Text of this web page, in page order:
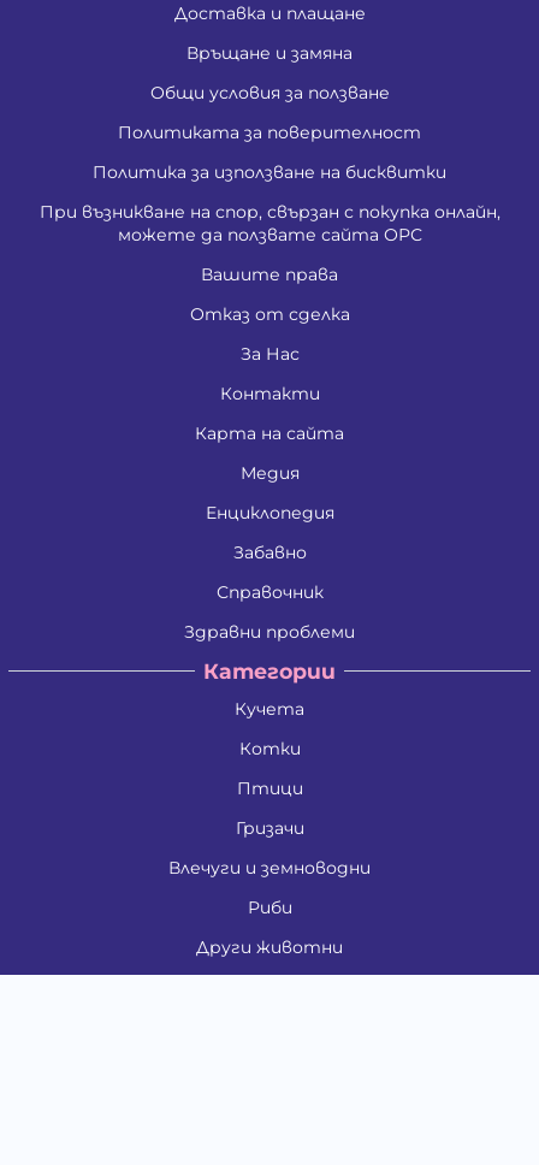
Доставка и плащане
Връщане и замяна
Общи условия за ползване
Политиката за поверителност
Политика за използване на бисквитки
При възникване на спор, свързан с покупка онлайн,
можете да ползвате сайта ОРС
Вашите права
Отказ от сделка
За Нас
Контакти
Карта на сайта
Медия
Енциклопедия
Забавно
Справочник
Здравни проблеми
Категории
Кучета
Котки
Птици
Гризачи
Влечуги и земноводни
Риби
Други животни